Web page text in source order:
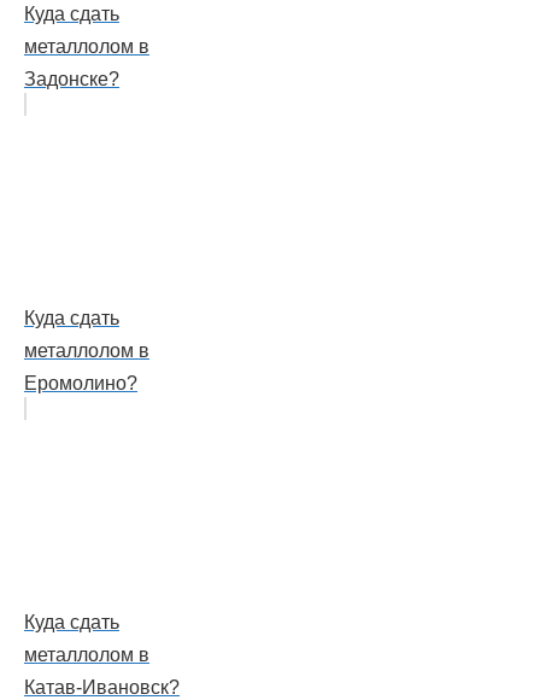
Куда сдать
металлолом в
Задонске?
Куда сдать
металлолом в
Еромолино?
Куда сдать
металлолом в
Катав-Ивановск?